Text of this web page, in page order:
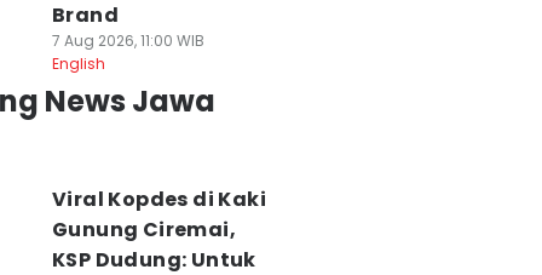
Brand
7 Aug 2026, 11:00 WIB
English
News Jawa
Viral Kopdes di Kaki
Gunung Ciremai,
KSP Dudung: Untuk